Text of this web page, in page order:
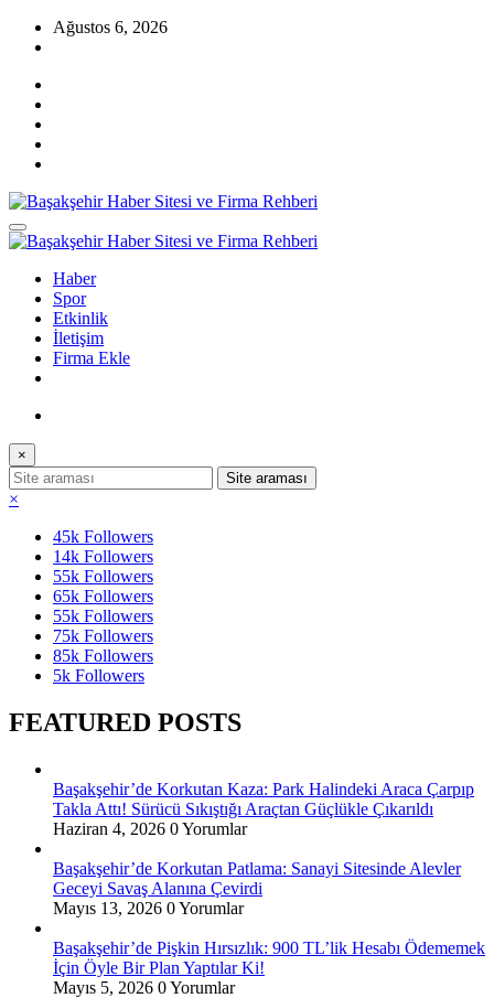
İçeriğe Ağustos 6, 2026
Başakşehir Haber Sitesi ve Firma Rehberi
Başakşehir Haberleri, firma rehber sitesi, kayaşehir, bahçeşehir, ikitelli
Başakşehir Haber Sitesi ve Firma Rehberi
Başakşehir Haberleri, firma rehber sitesi, kayaşehir, bahçeşehir, ikitelli
, güvercintepe firmaları…
Haber
Spor
Etkinlik
İletişim
Firma Ekle
×
×
45k Followers
14k Followers
55k Followers
65k Followers
55k Followers
75k Followers
85k Followers
5k Followers
FEATURED POSTS
Başakşehir’de Korkutan Kaza: Park Halindeki Araca Çarpıp
Takla Attı! Sürücü Sıkıştığı Araçtan Güçlükle Çıkarıldı
Haziran 4, 2026 0 Yorumlar
Başakşehir’de Korkutan Patlama: Sanayi Sitesinde Alevler
Geceyi Savaş Alanına Çevirdi
Mayıs 13, 2026 0 Yorumlar
Başakşehir’de Pişkin Hırsızlık: 900 TL’lik Hesabı Ödememek
İçin Öyle Bir Plan Yaptılar Ki!
Mayıs 5, 2026 0 Yorumlar